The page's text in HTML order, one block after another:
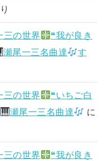
三の世界
❝我が良き
瀬尾一三名曲達
す
三の世界
❝いちご白
瀬尾一三名曲達
に
三の世界
❝我が良き